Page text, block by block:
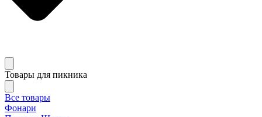
Товары для пикника
Все товары
Фонари